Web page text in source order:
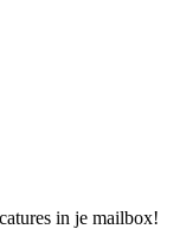
in je mailbox!